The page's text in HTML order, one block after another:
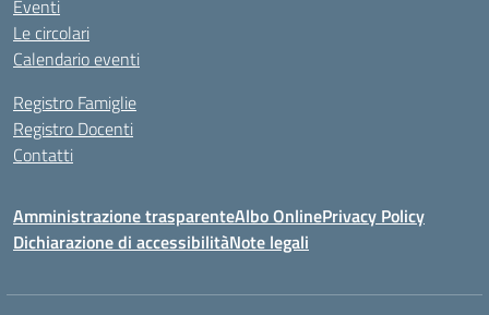
Eventi
Le circolari
Calendario eventi
Registro Famiglie
Registro Docenti
Contatti
Amministrazione trasparenteAlbo OnlinePrivacy Policy
Dichiarazione di accessibilitàNote legali